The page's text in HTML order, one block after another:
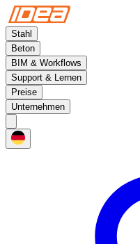
Stahl
Beton
BIM & Workflows
Support & Lernen
Preise
Unternehmen